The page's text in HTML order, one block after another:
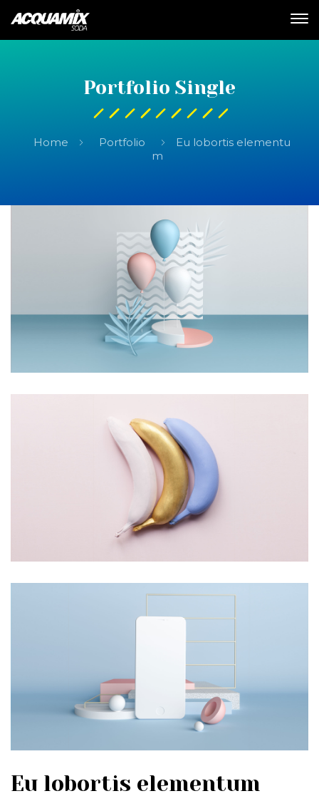
Portfolio Single
Home Portfolio
Eu lobortis elementu
m
Eu lobortis elementum